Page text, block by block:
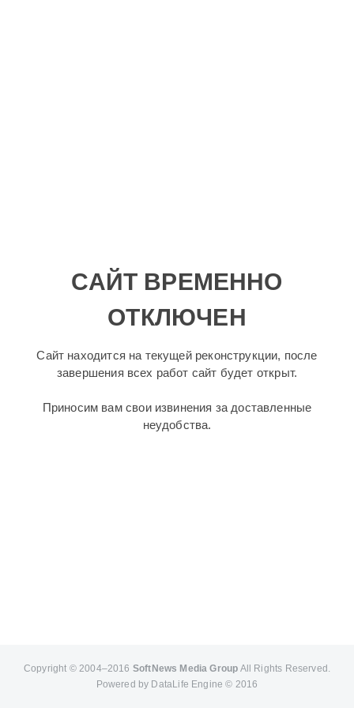
САЙТ ВРЕМЕННО
ОТКЛЮЧЕН
Сайт находится на текущей реконструкции, после
завершения всех работ сайт будет открыт.
Приносим вам свои извинения за доставленные
неудобства.
Copyright © 2004–2016 SoftNews Media Group All Rights Reserved.
Powered by DataLife Engine © 2016